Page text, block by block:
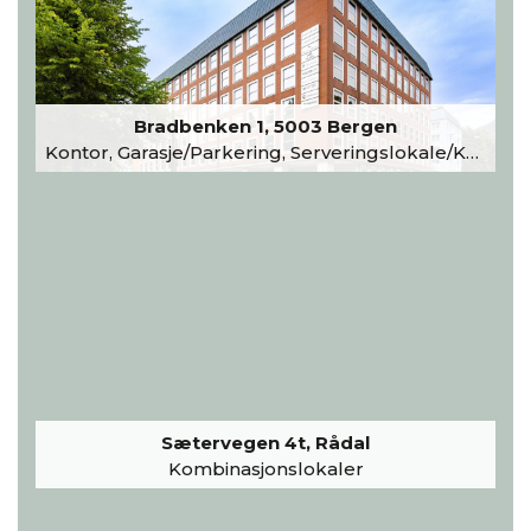
Bradbenken 1, 5003 Bergen
Kontor, Garasje/Parkering, Serveringslokale/Kantine, Undervisning/Arrangement
Sætervegen 4t, Rådal
Kombinasjonslokaler